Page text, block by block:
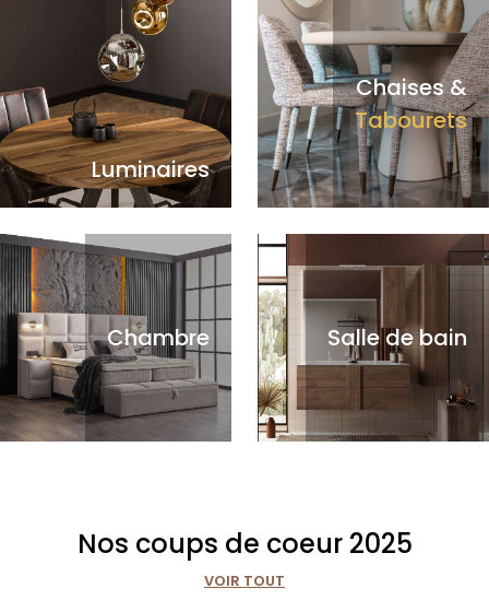
Luminaires
Chaises &
Tabourets
Chambre Salle de bain
Nos coups de coeur 2025
VOIR TOUT